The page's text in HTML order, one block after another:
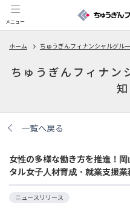
メニュー
ホーム ちゅうぎんフィナンシャルグル
ちゅうぎんフィナン
一覧へ戻る
女性の多様な働き方を推進！
タル女子人材育成・就業支援
ニュースリリース